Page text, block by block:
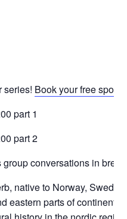
series! Book your free spot
part 1
part 2
conversations in
native to Norway,
eastern parts of